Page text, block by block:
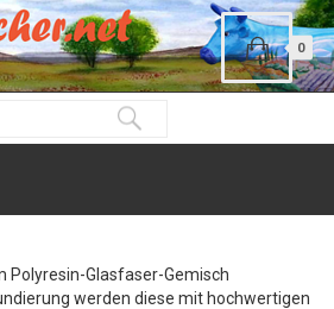
0
Polyresin-Glasfaser-Gemisch
werden diese mit hochwertigen